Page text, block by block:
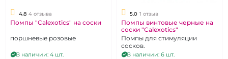
4.8 4 отзыва
Помпы "Calexotics" на соски
поршневые розовые
В наличии: 4 шт.
5.0 1 отзыв
Помпы винтовые черные на
соски "Calexotics"
Помпы для стимуляции
сосков.
В наличии: 6 шт.